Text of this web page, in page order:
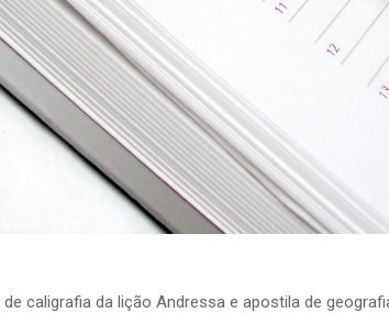
caligrafia da lição Andressa e apostila de